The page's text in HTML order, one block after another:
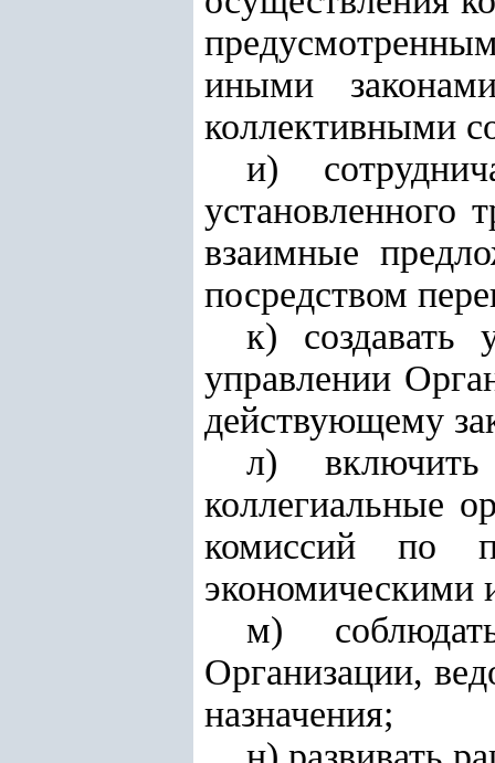
иными
коллективными
и)
установленного
взаимные
посредством
к) создавать
управлении
действующему
л) включить
коллегиальные
комиссий по
экономическими
м)
Организации,
назначения;